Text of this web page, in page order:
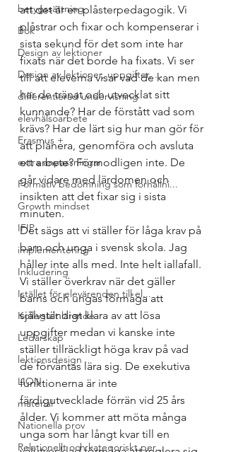
betygssättning
Bok
Design av lektioner
Design av lektioner, uppgifter, ...
differentierad undervisning
elevhälsoarbete
Erasmus +
extra anpassningar
Formativ bedömning som förhållni...
Growth mindset
IFIP
implementering
Inkludering
Istället för elevärenden till el...
Kollegialt lärande
Ledarskap
lektionsdesign
LION
material
Nationella prov
Relationellt och kategoriskt per...
att det är en plåsterpedagogik. Vi
plåstrar och fixar och kompenserar i
sista sekund för det som inte har
fixats när det borde ha fixats. Vi ser
till att eleverna visar vad de kan men
har de tränat och utvecklat sitt
kunnande? Har de förstått vad som
krävs? Har de lärt sig hur man gör för
att planera, genomföra och avsluta
ett arbete? Förmodligen inte. De
går vidare med lärdomen och
insikten att det fixar sig i sista
minuten.
Det sägs att vi ställer för låga krav på
barn och unga i svensk skola. Jag
håller inte alls med. Inte helt iallafall.
Vi ställer överkrav när det gäller
barns och ungas förmåga att
självständigt klara av att lösa
uppgifter medan vi kanske inte
ställer tillräckligt höga krav på vad
de förväntas lära sig. De exekutiva
funktionerna är inte
färdigutvecklade förrän vid 25 års
ålder. Vi kommer att möta många
unga som har långt kvar till en